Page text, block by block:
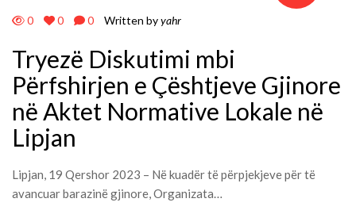
0 0 0 Written byyahr
Tryezë Diskutimi mbi
Përfshirjen e Çështjeve Gjinore
në Aktet Normative Lokale në
Lipjan
Lipjan, 19 Qershor 2023 – Në kuadër të përpjekjeve për të
avancuar barazinë gjinore, Organizata…